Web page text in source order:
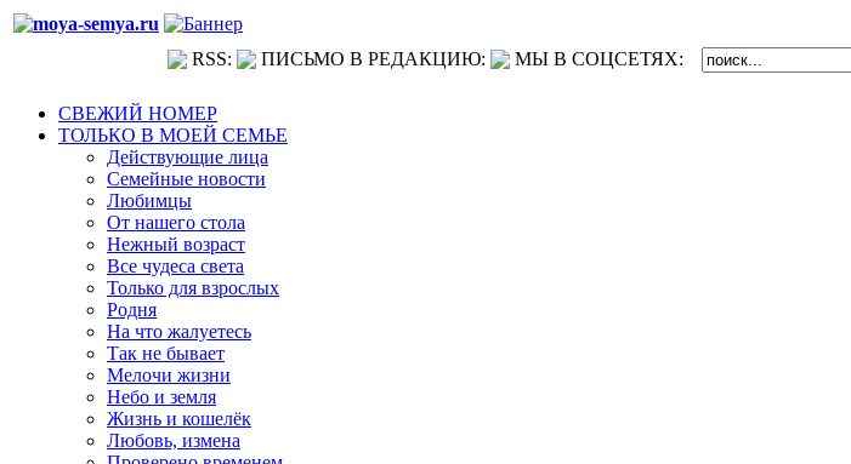
RSS: ПИСЬМО В РЕДАКЦИЮ: МЫ В СОЦСЕТЯХ:
СВЕЖИЙ НОМЕР
ТОЛЬКО В МОЕЙ СЕМЬЕ
Действующие лица
Семейные новости
Любимцы
От нашего стола
Нежный возраст
Все чудеса света
Только для взрослых
Родня
На что жалуетесь
Так не бывает
Мелочи жизни
Небо и земля
Жизнь и кошелёк
Любовь, измена